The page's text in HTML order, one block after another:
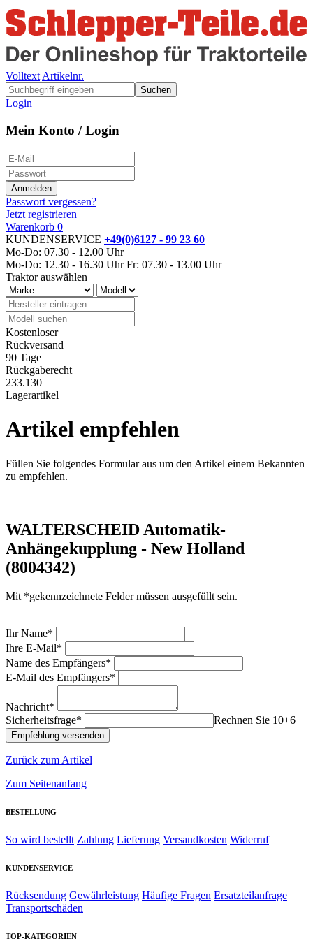
Volltext Artikelnr.
Suchen
Login
Mein Konto / Login
Passwort vergessen?
Jetzt registrieren
Warenkorb 0
KUNDENSERVICE +49(0)6127 - 99 23 60
Mo-Do: 07.30 - 12.00 Uhr
Mo-Do: 12.30 - 16.30 Uhr Fr: 07.30 - 13.00 Uhr
Traktor auswählen
Kostenloser
Rückversand
90 Tage
Rückgaberecht
233.130
Lagerartikel
Artikel empfehlen
Füllen Sie folgendes Formular aus um den Artikel einem Bekannten
zu empfehlen.
WALTERSCHEID Automatik-
Anhängekupplung - New Holland
(8004342)
Mit *gekennzeichnete Felder müssen ausgefüllt sein.
Ihr Name*
Ihre E-Mail*
Name des Empfängers*
E-Mail des Empfängers*
Nachricht*
Sicherheitsfrage*
Rechnen Sie 10+6
Zurück zum Artikel
Zum Seitenanfang
BESTELLUNG
So wird bestellt Zahlung Lieferung Versandkosten Widerruf
KUNDENSERVICE
Rücksendung Gewährleistung Häufige Fragen Ersatzteilanfrage
Transportschäden
TOP-KATEGORIEN